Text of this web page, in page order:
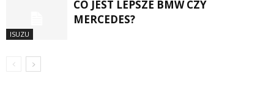
ISUZU
CO JEST LEPSZE BMW CZY
MERCEDES?